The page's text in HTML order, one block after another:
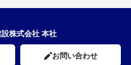
設株式会社 本社
お問い合わせ